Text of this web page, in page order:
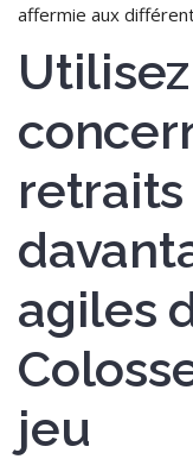
affermie aux
retraits
agiles
jeu